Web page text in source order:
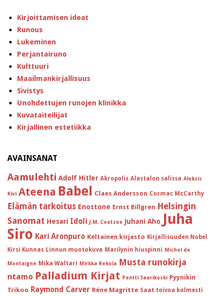
Kirjoittamisen ideat
Runous
Lukeminen
Perjantairuno
Kulttuuri
Maailmankirjallisuus
Sivistys
Unohdettujen runojen klinikka
Kuvataiteilijat
Kirjallinen estetiikka
AVAINSANAT
Aamulehti Adolf Hitler Akropolis Alastalon salissa Aleksis
Kivi Ateena Babel Claes Andersson Cormac McCarthy
Elämän tarkoitus Enostone Ernst Billgren Helsingin
Sanomat Hesari Idoli J.M. Coetzee Juhani Aho Juha
Siro Kari Aronpuro Keltainen kirjasto Kirjallisuuden Nobel
Kirsi Kunnas Linnun muotokuva Marilynin hiuspinni Michel de
Montaigne Mika Waltari Mirkka Rekola Musta runokirja
ntamo Palladium Kirjat Pentti Saarikoski Pyynikin
Trikoo Raymond Carver Réne Magritte Saat toivoa kolmesti